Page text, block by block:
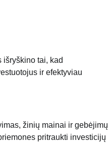
išryškino tai, kad
ir efektyviau
žinių mainai ir gebėjimų
pritraukti investicijų